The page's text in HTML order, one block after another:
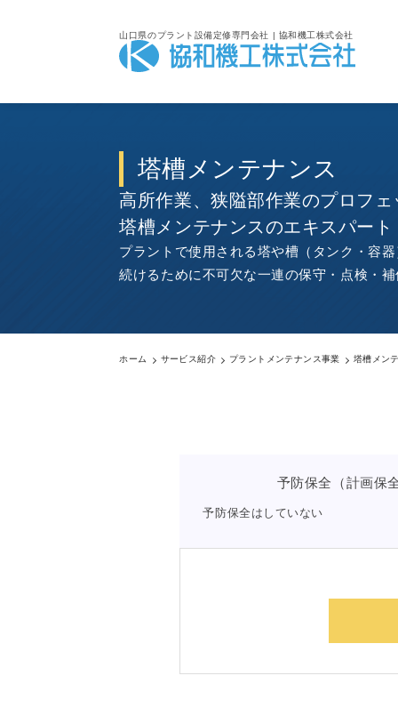
山口県のプラント設備定修専門会社 | 協和機工株式会社
塔槽メンテナンス
高所作業、狭隘部作業のプロフ
塔槽メンテナンスのエキスパート
プラントで使用される塔や槽（タンク・容
続けるために不可欠な一連の保守・点検・
ホーム サービス紹介 プラントメンテナンス事業 塔槽メン
予防保全（計画保
予防保全はしていない